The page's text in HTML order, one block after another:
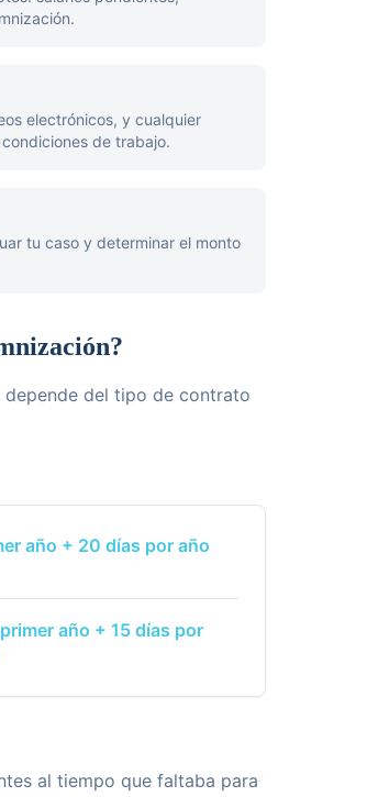
electrónicos, y cualquier
de trabajo.
tu caso y determinar el monto
depende del tipo de contrato
año + 20 días por año
año + 15 días por
al tiempo que faltaba para